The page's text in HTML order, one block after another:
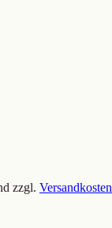
zzgl. Versandkosten